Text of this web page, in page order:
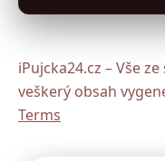
iPujcka24.cz – Vše
veškerý obsah
Terms